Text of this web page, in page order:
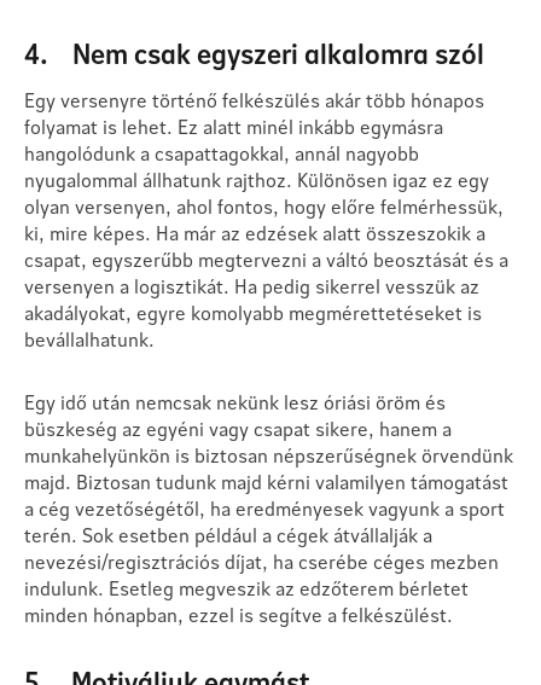
4. Nem csak egyszeri alkalomra szól
Egy versenyre történő felkészülés akár több hónapos
folyamat is lehet. Ez alatt minél inkább egymásra
hangolódunk a csapattagokkal, annál nagyobb
nyugalommal állhatunk rajthoz. Különösen igaz ez egy
olyan versenyen, ahol fontos, hogy előre felmérhessük,
ki, mire képes. Ha már az edzések alatt összeszokik a
csapat, egyszerűbb megtervezni a váltó beosztását és a
versenyen a logisztikát. Ha pedig sikerrel vesszük az
akadályokat, egyre komolyabb megmérettetéseket is
bevállalhatunk.
Egy idő után nemcsak nekünk lesz óriási öröm és
büszkeség az egyéni vagy csapat sikere, hanem a
munkahelyünkön is biztosan népszerűségnek örvendünk
majd. Biztosan tudunk majd kérni valamilyen támogatást
a cég vezetőségétől, ha eredményesek vagyunk a sport
terén. Sok esetben például a cégek átvállalják a
nevezési/regisztrációs díjat, ha cserébe céges mezben
indulunk. Esetleg megveszik az edzőterem bérletet
minden hónapban, ezzel is segítve a felkészülést.